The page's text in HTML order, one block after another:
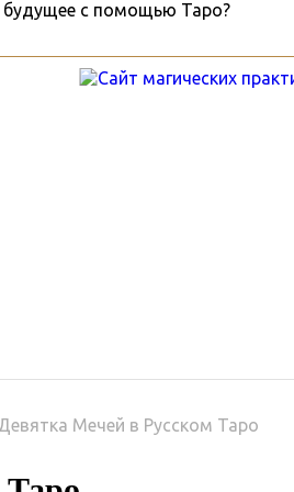
Мечей в Русском Таро